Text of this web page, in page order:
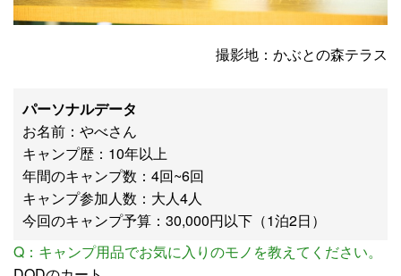
撮影地：かぶとの森テラス
パーソナルデータ
お名前：やべさん
キャンプ歴：10年以上
年間のキャンプ数：4回~6回
キャンプ参加人数：大人4人
今回のキャンプ予算：30,000円以下（1泊2日）
Q：キャンプ用品でお気に入りのモノを教えてください。